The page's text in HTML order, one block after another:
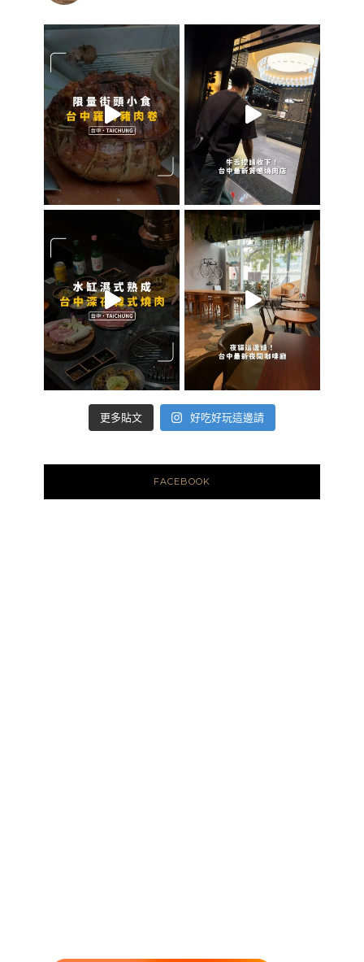
更多貼文 好吃好玩這邊請
FACEBOOK